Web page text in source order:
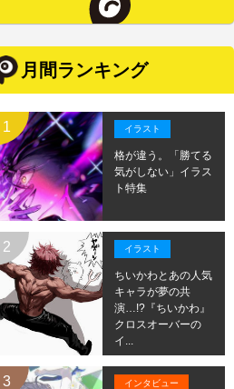
月間ランキング
イラスト
格が違う。「勝てる
気がしない」イラス
ト特集
イラスト
ちいかわとあの人気
キャラが夢の共
演…!?『ちいかわ』
クロスオーバーの
イ...
インタビュー